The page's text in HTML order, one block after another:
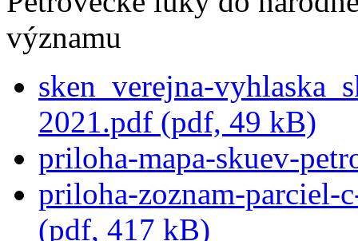
významu
sken_verejna-
2021.pdf (pdf, 49 kB)
priloha-mapa-skuev-
priloha-zoznam-parciel-
(pdf, 417 kB)